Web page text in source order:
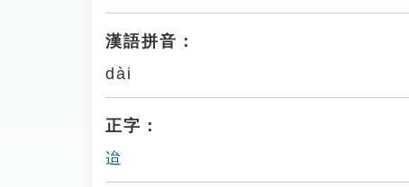
漢語拼音：
dài
正字：
迨